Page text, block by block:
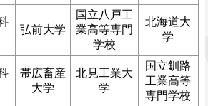
弘前大学
国立八戸工
業高等専門
学校
北海道大
学
帯広畜産
大学
北見工業大
学
国立釧路
工業高等
専門学校